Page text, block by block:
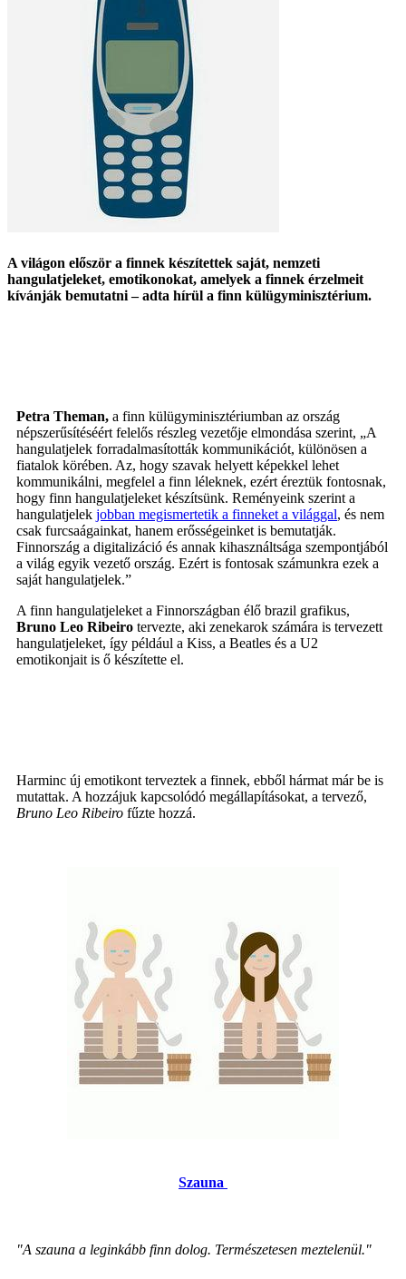
A világon először a finnek készítettek saját, nemzeti
hangulatjeleket, emotikonokat, amelyek a finnek érzelmeit
kívánják bemutatni – adta hírül a finn külügyminisztérium.
Petra Theman, a finn külügyminisztériumban az ország
népszerűsítéséért felelős részleg vezetője elmondása szerint, „A
hangulatjelek forradalmasították kommunikációt, különösen a
fiatalok körében. Az, hogy szavak helyett képekkel lehet
kommunikálni, megfelel a finn léleknek, ezért éreztük fontosnak,
hogy finn hangulatjeleket készítsünk. Reményeink szerint a
hangulatjelek jobban megismertetik a finneket a világgal, és nem
csak furcsaágainkat, hanem erősségeinket is bemutatják.
Finnország a digitalizáció és annak kihasználtsága szempontjából
a világ egyik vezető ország. Ezért is fontosak számunkra ezek a
saját hangulatjelek.”
A finn hangulatjeleket a Finnországban élő brazil grafikus,
Bruno Leo Ribeiro tervezte, aki zenekarok számára is tervezett
hangulatjeleket, így például a Kiss, a Beatles és a U2
emotikonjait is ő készítette el.
Harminc új emotikont terveztek a finnek, ebből hármat már be is
mutattak. A hozzájuk kapcsolódó megállapításokat, a tervező,
Bruno Leo Ribeiro fűzte hozzá.
Szauna
"A szauna a leginkább finn dolog. Természetesen meztelenül."